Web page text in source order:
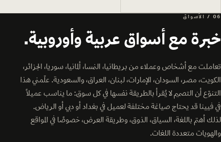
06 / الأسواق
خبرة مع أسواق عربية وأوروبية.
تعاملت مع أشخاص وعملاء من بريطانيا، النمسا، ألمانيا، سوريا، الجزائر،
الكويت، مصر، السودان، الإمارات، لبنان، العراق، والسعودية. علّمني هذا
التنوّع أن التصميم لا يُقرأ بالطريقة نفسها في كل سوق: ما يناسب عميلًا
في فيينا قد يحتاج صياغة مختلفة لعميل في بغداد أو دبي أو الرياض.
لذلك أهتم باللغة، السياق، الذوق، وطريقة العرض، خصوصًا في المواقع
والهويات متعددة اللغات.